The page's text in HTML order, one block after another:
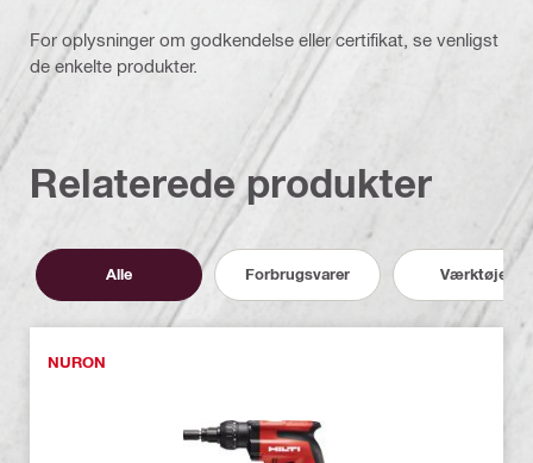
For oplysninger om godkendelse eller certifikat, se venligst
de enkelte produkter.
Relaterede produkter
Alle Forbrugsvarer Værktøjer
NURON